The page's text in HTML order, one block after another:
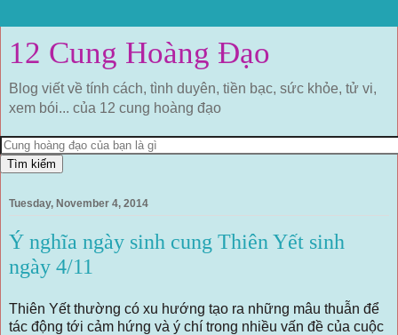
12 Cung Hoàng Đạo
Blog viết về tính cách, tình duyên, tiền bạc, sức khỏe, tử vi,
xem bói... của 12 cung hoàng đạo
Tuesday, November 4, 2014
Ý nghĩa ngày sinh cung Thiên Yết sinh
ngày 4/11
Thiên Yết thường có xu hướng tạo ra những mâu thuẫn để
tác động tới cảm hứng và ý chí trong nhiều vấn đề của cuộc